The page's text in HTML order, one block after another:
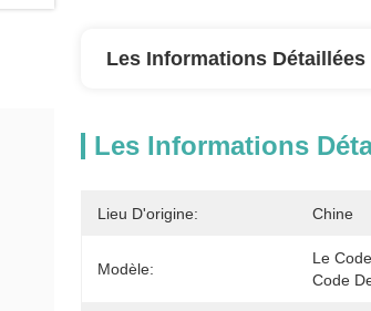
Les Informations Détaillées
Les Informations
Lieu D'origine: Chine
Modèle:
Le
Code